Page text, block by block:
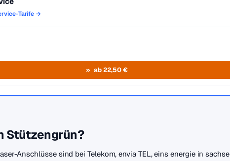
Tarife →
ab 22,50 €
Stützengrün?
Anschlüsse sind bei Telekom, envia TEL, eins energie in